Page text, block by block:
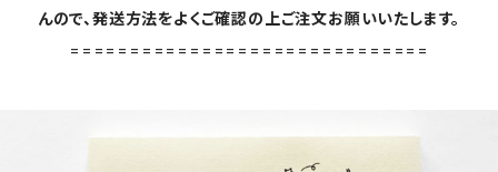
んので、発送方法をよくご確認の上ご注文お願いいたします。
==============================